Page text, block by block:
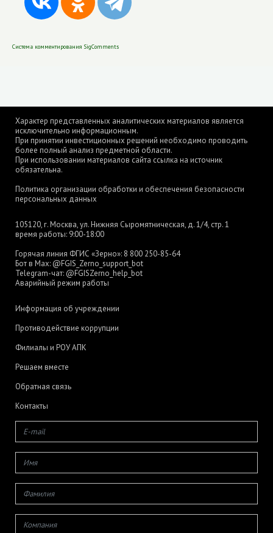
Система комментирования SigComments
Характер представленных аналитических материалов является
исключительно информационным.
При принятии инвестиционных решений необходимо проводить
более полный анализ предметной области.
При использовании материалов сайта ссылка на источник
обязательна.
Политика организации обработки и обеспечения безопасности
персональных данных
105120, г. Москва, ул. Нижняя Сыромятническая, д. 1/4, стр. 1
время работы: 9:00-18:00
Горячая линия ФГИС «Зерно»: 8 800 250-85-64
Бот в Max: @FGIS_Zerno_support_bot
Telegram-чат: @FGISZerno_help_bot
Аварийный режим работы
Информация об учреждении
Противодействие коррупции
Филиалы и РОУ АПК
Решаем вместе
Обратная связь
Контакты